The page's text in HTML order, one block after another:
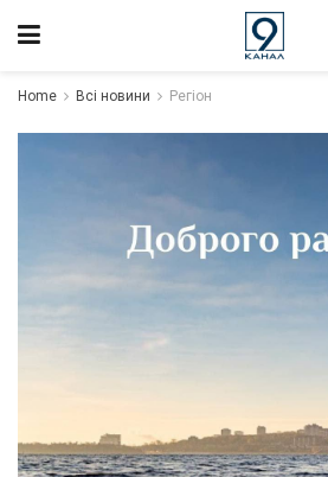
Home Всі новини Регіон